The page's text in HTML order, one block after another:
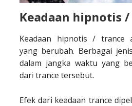
Keadaan hipnotis
Keadaan hipnotis / trance
yang berubah. Berbagai
dalam jangka waktu yang
dari trance tersebut.
Efek dari keadaan trance